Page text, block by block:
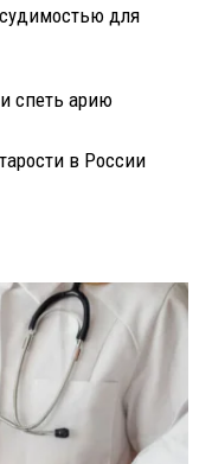
для
спеть арию
в России